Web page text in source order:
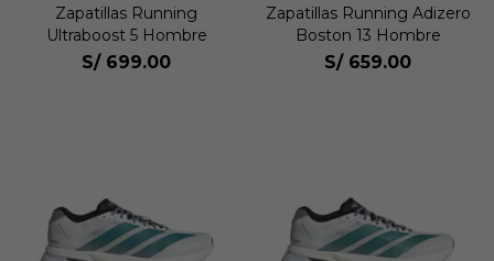
Zapatillas Running
Ultraboost 5 Hombre
S/ 699.00
Zapatillas Running Adizero
Boston 13 Hombre
S/ 659.00